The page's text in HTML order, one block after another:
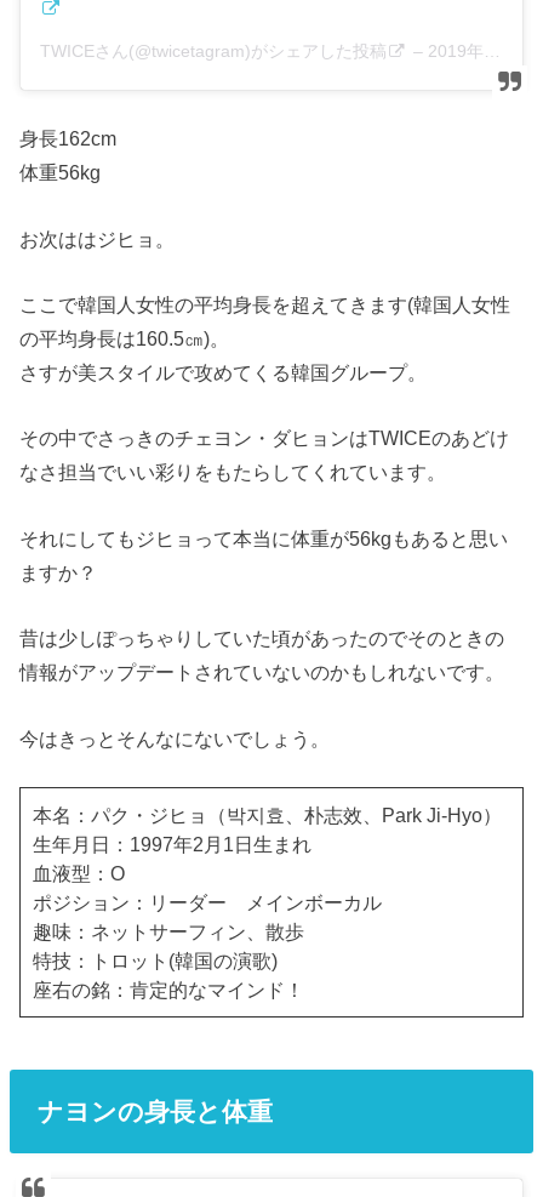
TWICEさん(@twicetagram)がシェアした投稿 – 2019年 5月月22日午後9時10分PDT
身長162cm
体重56kg
お次ははジヒョ。
ここで韓国人女性の平均身長を超えてきます(韓国人女性
の平均身長は160.5㎝)。
さすが美スタイルで攻めてくる韓国グループ。
その中でさっきのチェヨン・ダヒョンはTWICEのあどけ
なさ担当でいい彩りをもたらしてくれています。
それにしてもジヒョって本当に体重が56kgもあると思い
ますか？
昔は少しぽっちゃりしていた頃があったのでそのときの
情報がアップデートされていないのかもしれないです。
今はきっとそんなにないでしょう。
本名：パク・ジヒョ（박지효、朴志效、Park Ji-Hyo）
生年月日：1997年2月1日生まれ
血液型：O
ポジション：リーダー メインボーカル
趣味：ネットサーフィン、散歩
特技：トロット(韓国の演歌)
座右の銘：肯定的なマインド！
ナヨンの身長と体重